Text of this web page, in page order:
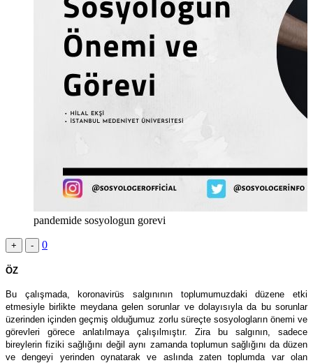
pandemide sosyologun gorevi
+ - 0
ÖZ
Bu çalışmada, koronavirüs salgınının toplumumuzdaki düzene etki
etmesiyle birlikte meydana gelen sorunlar ve dolayısıyla da bu sorunlar
üzerinden içinden geçmiş olduğumuz zorlu süreçte sosyologların önemi ve
görevleri görece anlatılmaya çalışılmıştır. Zira bu salgının, sadece
bireylerin fiziki sağlığını değil aynı zamanda toplumun sağlığını da düzen
ve dengeyi yerinden oynatarak ve aslında zaten toplumda var olan